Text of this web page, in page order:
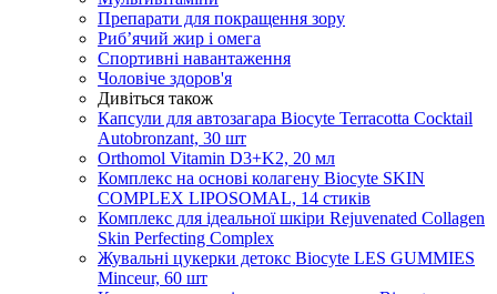
Препарати для покращення зору
Риб’ячий жир і омега
Спортивні навантаження
Чоловіче здоров'я
Дивіться також
Капсули для автозагара Biocyte Terracotta Cocktail
Autobronzant, 30 шт
Orthomol Vitamin D3+K2, 20 мл
Комплекс на основі колагену Biocyte SKIN
COMPLEX LIPOSOMAL, 14 стиків
Комплекс для ідеальної шкіри Rejuvenated Сollagen
Skin Perfecting Complex
Жувальні цукерки детокс Biocyte LES GUMMIES
Minceur, 60 шт